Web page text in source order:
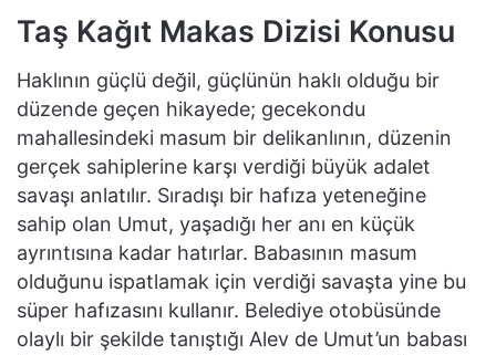
Taş Kağıt Makas Dizisi Konusu
Haklının güçlü değil, güçlünün haklı olduğu bir
düzende geçen hikayede; gecekondu
mahallesindeki masum bir delikanlının, düzenin
gerçek sahiplerine karşı verdiği büyük adalet
savaşı anlatılır. Sıradışı bir hafıza yeteneğine
sahip olan Umut, yaşadığı her anı en küçük
ayrıntısına kadar hatırlar. Babasının masum
olduğunu ispatlamak için verdiği savaşta yine bu
süper hafızasını kullanır. Belediye otobüsünde
olaylı bir şekilde tanıştığı Alev de Umut’un babası